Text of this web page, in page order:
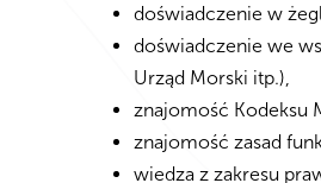
doświadczenie w
doświadczenie we
Urząd Morski itp.),
znajomość Kodeksu
znajomość zasad
wiedza z zakresu